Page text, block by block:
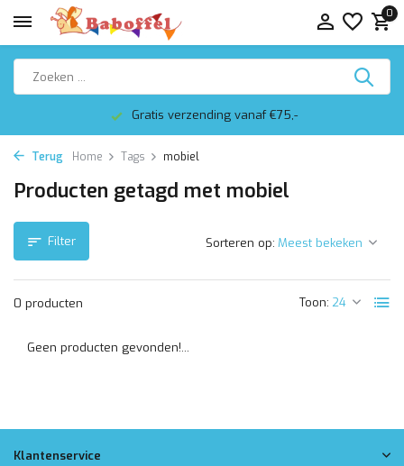
0
Gratis verzending vanaf €75,-
Terug Home Tags mobiel
Producten getagd met mobiel
Filter
0 producten Toon:
Sorteren op:
Geen producten gevonden!...
Klantenservice